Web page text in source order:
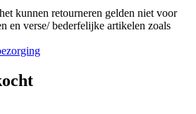
kunnen retourneren gelden niet voor
en verse/ bederfelijke artikelen zoals